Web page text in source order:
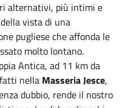
alternativi, più intimi e
vista di una
pugliese che affonda le
molto lontano.
Antica, ad 11 km da
nella Masseria Jesce,
dubbio, rende il nostro